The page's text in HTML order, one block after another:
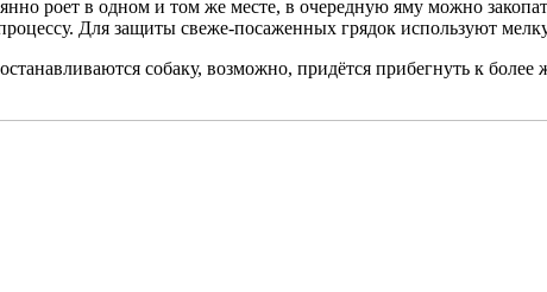
роет в одном и том же месте, в очередную яму можно
Для защиты свеже-посаженных грядок используют
собаку, возможно, придётся прибегнуть к